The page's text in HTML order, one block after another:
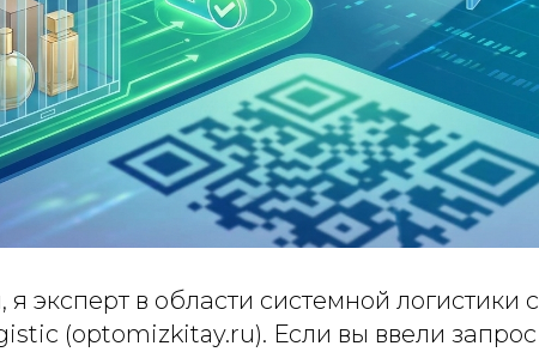
эксперт в области системной логистики с
(optomizkitay.ru). Если вы ввели запрос